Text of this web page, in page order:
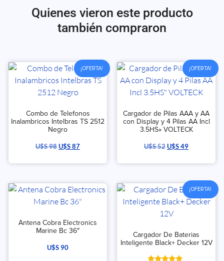
Quienes vieron este producto
también compraron
¡OFERTA!
Combo de Telefonos
Inalambricos Intelbras TS 2512
Negro
U$S98U$S87
¡OFERTA!
Cargador de Pilas AAA y AA
con Display y 4 Pilas AA Incl
3.5HS» VOLTECK
U$S52U$S49
Antena Cobra Electronics
Marine Bc 36″
U$S90
¡OFERTA!
Cargador De Baterias
Inteligente Black+ Decker 12V